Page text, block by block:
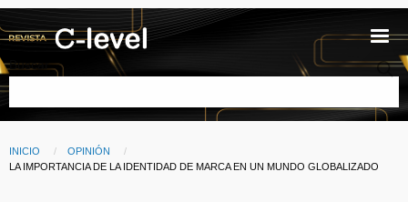
Pasar al contenido principal
Buscar
Ruta de navegación
INICIO
OPINIÓN
CURRENT:
LA IMPORTANCIA DE LA IDENTIDAD DE MARCA EN UN MUNDO GLOBALIZADO